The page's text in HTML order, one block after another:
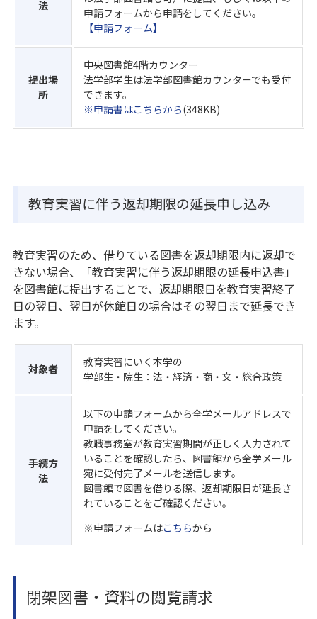
法
申請フォームから申請をしてください。
【申請フォーム】
提出場
所
中央図書館4階カウンター
法学部学生は法学部図書館カウンターでも受付
できます。
※申請書はこちらから(348KB)
教育実習に伴う返却期限の延長申し込み
教育実習のため、借りている図書を返却期限内に返却で
きない場合、「教育実習に伴う返却期限の延長申込書」
を図書館に提出することで、返却期限日を教育実習終了
日の翌日、翌日が休館日の場合はその翌日まで延長でき
ます。
対象者
教育実習にいく本学の
学部生・院生：法・経済・商・文・総合政策
手続方
法
以下の申請フォームから全学メールアドレスで
申請をしてください。
教職事務室が教育実習期間が正しく入力されて
いることを確認したら、図書館から全学メール
宛に受付完了メールを送信します。
図書館で図書を借りる際、返却期限日が延長さ
れていることをご確認ください。
※申請フォームはこちらから
閉架図書・資料の閲覧請求